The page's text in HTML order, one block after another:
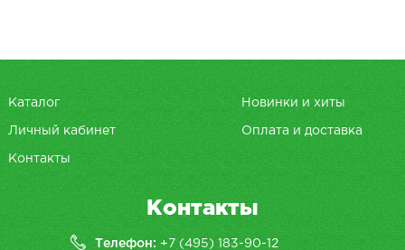
Каталог Новинки и хиты
Личный кабинет Оплата и доставка
Контакты
Контакты
Телефон: +7 (495) 183-90-12